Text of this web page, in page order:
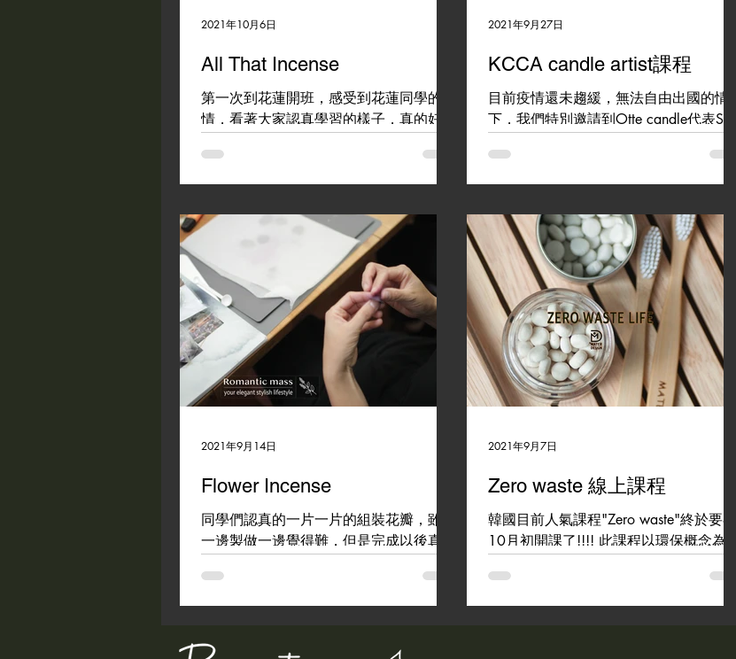
All That Incense
第一次到花蓮開班，感受到花蓮同學的熱
情，看著大家認真學習的樣子，真的好感
點變化，讓作品更加升級了!! 愉快的和大
家共度了兩天的時間，真是咻~~~的一下
定好下一次再見唷~~...
2021年10月6日
KCCA candle artist課程
目前疫情還未趨緩，無法自由出國的情況
下，我們特別邀請到Otte candle代表Sara
家在疫情嚴峻的當下，也可以在家安心學
習，預計11月初開班，詳情請私訊詢問
2021年9月27日
Flower Incense
同學們認真的一片一片的組裝花瓣，雖然
一邊製做一邊覺得難，但是完成以後真的
會問玫瑰花難不難?第一次製作當然會有
一定的難度，但製作上真的就是透過一次
盛開的一天唷~ #kcca #flowerincense...
2021年9月14日
Zero waste 線上課程
韓國目前人氣課程"Zero waste"終於要在
10月初開課了!!!! 此課程以環保概念為出
計了方便使用的固體牙膏，課程詳情請私
訊詢問唷~~ #zerowaste #kdca
2021年9月7日